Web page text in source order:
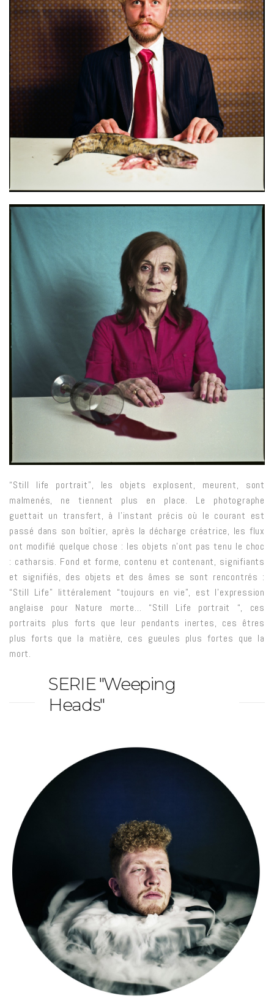
“Still life portrait”, les objets explosent, meurent, sont
malmenés, ne tiennent plus en place. Le photographe
guettait un transfert, à l’instant précis où le courant est
passé dans son boîtier, après la décharge créatrice, les flux
ont modifié quelque chose : les objets n’ont pas tenu le choc
: catharsis. Fond et forme, contenu et contenant, signifiants
et signifiés, des objets et des âmes se sont rencontrés :
“Still Life” littéralement “toujours en vie”, est l’expression
anglaise pour Nature morte… “Still Life portrait “, ces
portraits plus forts que leur pendants inertes, ces êtres
plus forts que la matière, ces gueules plus fortes que la
mort.
SERIE "Weeping
Heads"